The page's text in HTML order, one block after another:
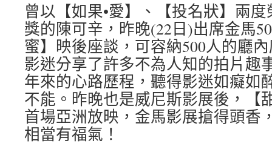
曾以【如果•愛】、【投名狀】兩
獎的陳可辛，昨晚(22日)出席金馬
蜜】映後座談，可容納500人的廳
影迷分享了許多不為人知的拍片趣
年來的心路歷程，聽得影迷如癡如
不能。昨晚也是威尼斯影展後，【
首場亞洲放映，金馬影展搶得頭香
相當有福氣！